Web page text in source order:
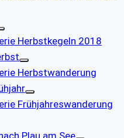
Herbstkegeln 2018
Herbstwanderung
Frühjahreswanderung
Plau am See